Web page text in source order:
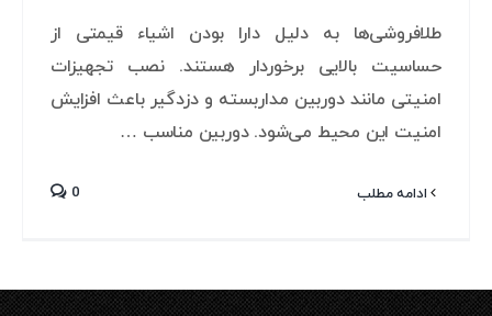
طلافروشی‌ها به دلیل دارا بودن اشیاء قیمتی از
حساسیت بالایی برخوردار هستند. نصب تجهیزات
امنیتی مانند دوربین مداربسته و دزدگیر باعث افزایش
امنیت این محیط می‌شود. دوربین مناسب …
ادامه مطلب 0